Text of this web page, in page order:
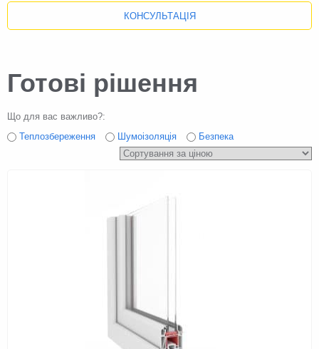
КОНСУЛЬТАЦІЯ
Готові рішення
Що для вас важливо?:
Теплозбереження
Шумоізоляція Безпека